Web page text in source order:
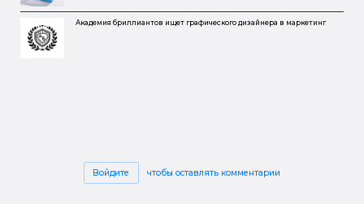
Академия бриллиантов ищет графического дизайнера в маркетинг
Войдите чтобы оставлять комментарии